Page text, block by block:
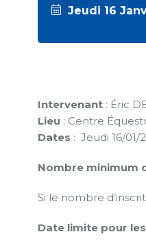
Jeudi 16
Intervenant: Éric
Lieu : Centre
Dates : Jeudi 16/01/
Nombre minimum
Si le nombre
Date limite pour